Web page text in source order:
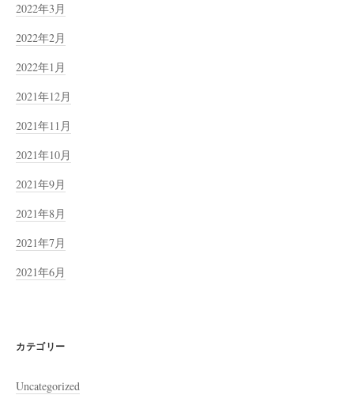
2022年3月
2022年2月
2022年1月
2021年12月
2021年11月
2021年10月
2021年9月
2021年8月
2021年7月
2021年6月
カテゴリー
Uncategorized